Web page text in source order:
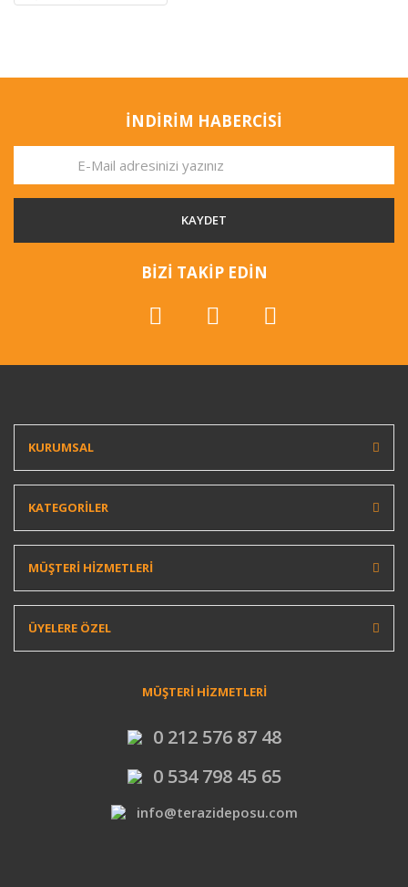
İNDİRİM HABERCİSİ
KAYDET
BİZİ TAKİP EDİN
KURUMSAL
KATEGORİLER
MÜŞTERİ HİZMETLERİ
ÜYELERE ÖZEL
MÜŞTERİ HİZMETLERİ
0 212 576 87 48
0 534 798 45 65
info@terazideposu.com